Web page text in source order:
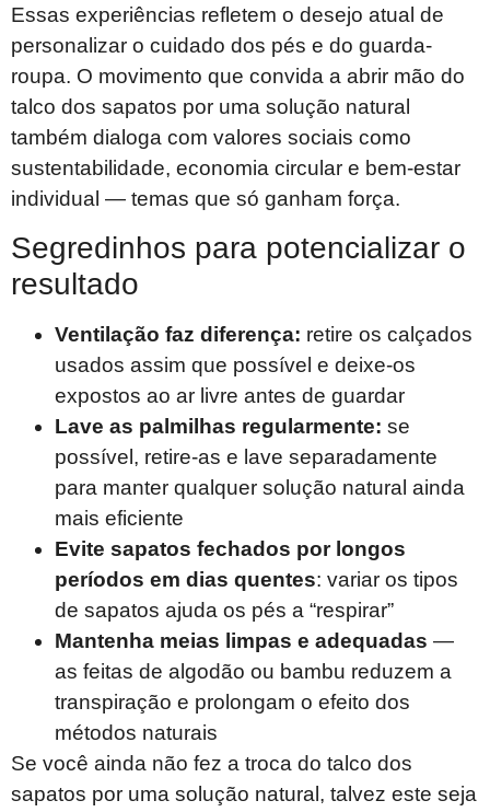
Essas experiências refletem o desejo atual de
personalizar o cuidado dos pés e do guarda-
roupa. O movimento que convida a abrir mão do
talco dos sapatos por uma solução natural
também dialoga com valores sociais como
sustentabilidade, economia circular e bem-estar
individual — temas que só ganham força.
Segredinhos para potencializar o
resultado
Ventilação faz diferença: retire os calçados
usados assim que possível e deixe-os
expostos ao ar livre antes de guardar
Lave as palmilhas regularmente: se
possível, retire-as e lave separadamente
para manter qualquer solução natural ainda
mais eficiente
Evite sapatos fechados por longos
períodos em dias quentes: variar os tipos
de sapatos ajuda os pés a “respirar”
Mantenha meias limpas e adequadas —
as feitas de algodão ou bambu reduzem a
transpiração e prolongam o efeito dos
métodos naturais
Se você ainda não fez a troca do talco dos
sapatos por uma solução natural, talvez este seja